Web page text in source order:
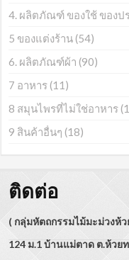
4. ผลิตภัณฑ์ ของใช้ ของป
5 ของแต่งร้าน (54)
6. ผลิตภัณฑ์ผ้า (90)
7 อาหาร (11)
8 สมุนไพรที่ไม่ใช่อาหาร
9 สินค้าอื่นๆ (18)
ติดต่อ
( กลุ่มหัตถกรรมไม้มะม่วงห้ว
124 ม.1 บ้านแม่ตาด ต.ห้วย